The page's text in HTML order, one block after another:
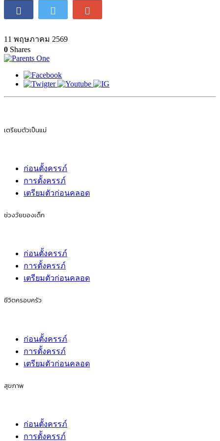
11 พฤษภาคม 2569
0 Shares
เตรียมตัวเป็นแม่
ก่อนตั้งครรภ์
การตั้งครรภ์
เตรียมตัวก่อนคลอด
ช่วงวัยของเด็ก
ก่อนตั้งครรภ์
การตั้งครรภ์
เตรียมตัวก่อนคลอด
ชีวิตครอบครัว
ก่อนตั้งครรภ์
การตั้งครรภ์
เตรียมตัวก่อนคลอด
สุขภาพ
ก่อนตั้งครรภ์
การตั้งครรภ์